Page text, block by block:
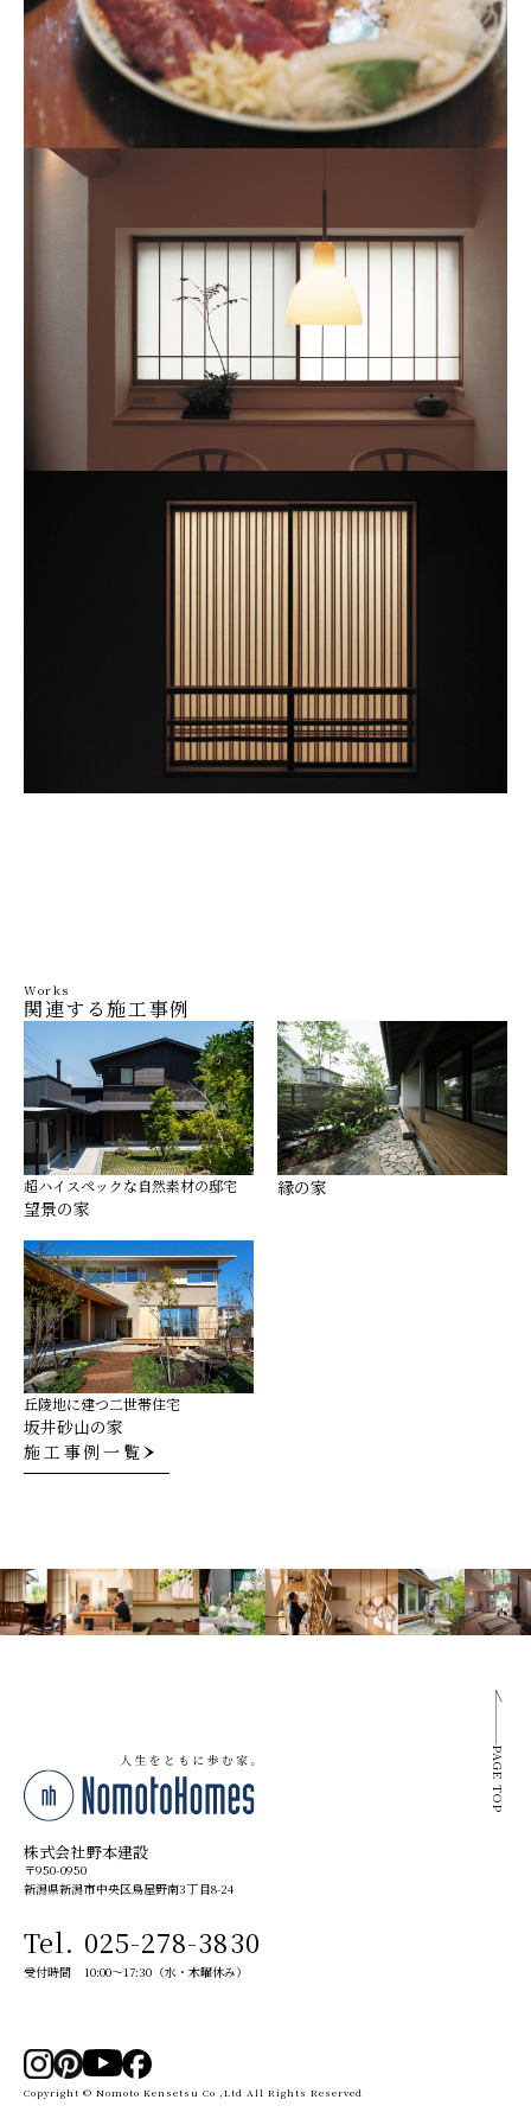
Works
関連する施工事例
施工事例一覧
超ハイスペックな自然素材の邸宅
望景の家
縁の家
丘陵地に建つ二世帯住宅
坂井砂山の家
株式会社野本建設
〒950-0950
新潟県新潟市中央区鳥屋野南3丁目8-24
Tel. 025-278-3830
受付時間 10:00～17:30（水・木曜休み）
Copyright © Nomoto Kensetsu Co ,Ltd All Rights Reserved
PAGE TOP